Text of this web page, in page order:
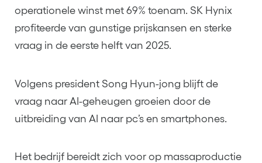
operationele winst met 69% toenam. SK Hynix
profiteerde van gunstige prijskansen en sterke
vraag in de eerste helft van 2025.
Volgens president Song Hyun-jong blijft de
vraag naar AI-geheugen groeien door de
uitbreiding van AI naar pc’s en smartphones.
Het bedrijf bereidt zich voor op massaproductie